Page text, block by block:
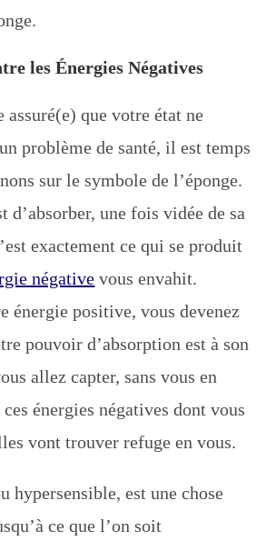
les Énergies Négatives
assuré(e) que votre état ne
problème de santé, il est temps
sur le symbole de l’éponge.
d’absorber, une fois vidée de sa
exactement ce qui se produit
négative vous envahit.
énergie positive, vous devenez
pouvoir d’absorption est à son
allez capter, sans vous en
énergies négatives dont vous
vont trouver refuge en vous.
hypersensible, est une chose
ce que l’on soit